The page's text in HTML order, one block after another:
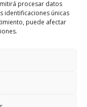
procesar datos
identificaciones únicas
puede afectar